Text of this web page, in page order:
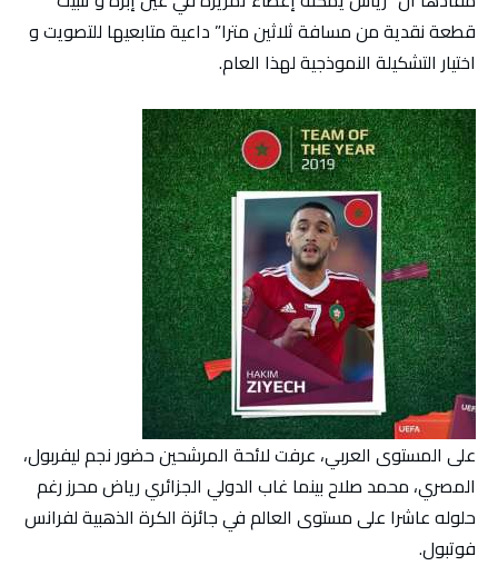
قطعة نقدية من مسافة ثلاثين مترا” داعية متابعيها للتصويت و
اختيار التشكيلة النموذجية لهذا العام.
على المستوى العربي، عرفت لائحة المرشحين حضور نجم ليفربول،
المصري، محمد صلاح بينما غاب الدولي الجزائري رياض محرز رغم
حلوله عاشرا على مستوى العالم في جائزة الكرة الذهبية لفرانس
فوتبول.